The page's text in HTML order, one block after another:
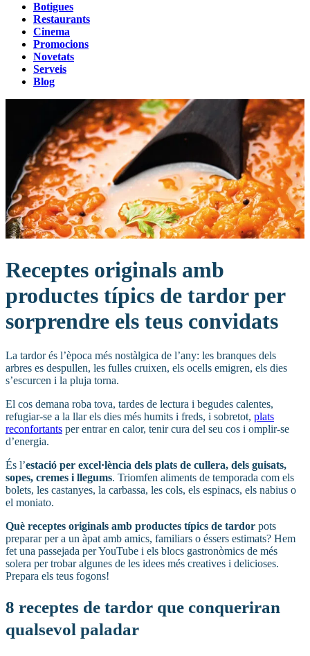
Botigues
Restaurants
Cinema
Promocions
Novetats
Serveis
Blog
Receptes originals amb
productes típics de tardor per
sorprendre els teus convidats
La tardor és l’època més nostàlgica de l’any: les branques dels
arbres es despullen, les fulles cruixen, els ocells emigren, els dies
s’escurcen i la pluja torna.
El cos demana roba tova, tardes de lectura i begudes calentes,
refugiar-se a la llar els dies més humits i freds, i sobretot, plats
reconfortants per entrar en calor, tenir cura del seu cos i omplir-se
d’energia.
És l’estació per excel·lència dels plats de cullera, dels guisats,
sopes, cremes i llegums. Triomfen aliments de temporada com els
bolets, les castanyes, la carbassa, les cols, els espinacs, els nabius o
el moniato.
Què receptes originals amb productes típics de tardor pots
preparar per a un àpat amb amics, familiars o éssers estimats? Hem
fet una passejada per YouTube i els blocs gastronòmics de més
solera per trobar algunes de les idees més creatives i delicioses.
Prepara els teus fogons!
8 receptes de tardor que conqueriran
qualsevol paladar